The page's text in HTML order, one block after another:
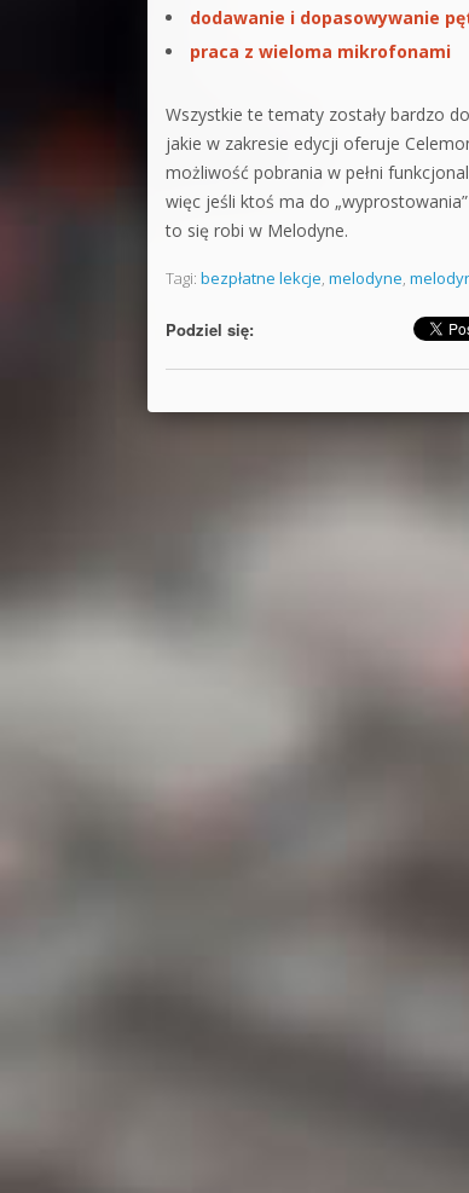
dodawanie i dopasowywanie
praca z wieloma mikrofonami
Wszystkie te tematy zostały bardzo
jakie w zakresie edycji oferuje
możliwość pobrania w pełni
więc jeśli ktoś ma do
to się robi w Melodyne.
Tagi: bezpłatne lekcje, melodyne,
Podziel się: